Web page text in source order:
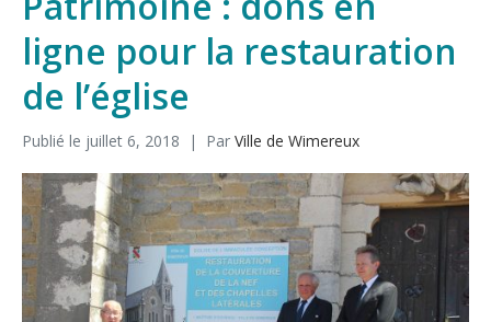
ligne pour la restauration
de l’église
Publié le juillet 6, 2018 Par Ville de Wimereux